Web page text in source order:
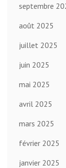
septembre
août 2025
juillet 2025
juin 2025
mai 2025
avril 2025
mars 2025
février 2025
janvier 2025